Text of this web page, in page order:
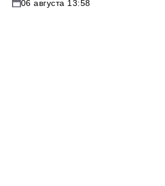
06 августа 13:58